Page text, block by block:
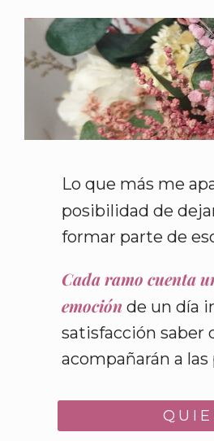
Lo que más me
posibilidad de
formar parte de
Cada ramo cuenta
emoción de un día
satisfacción saber
acompañarán a las